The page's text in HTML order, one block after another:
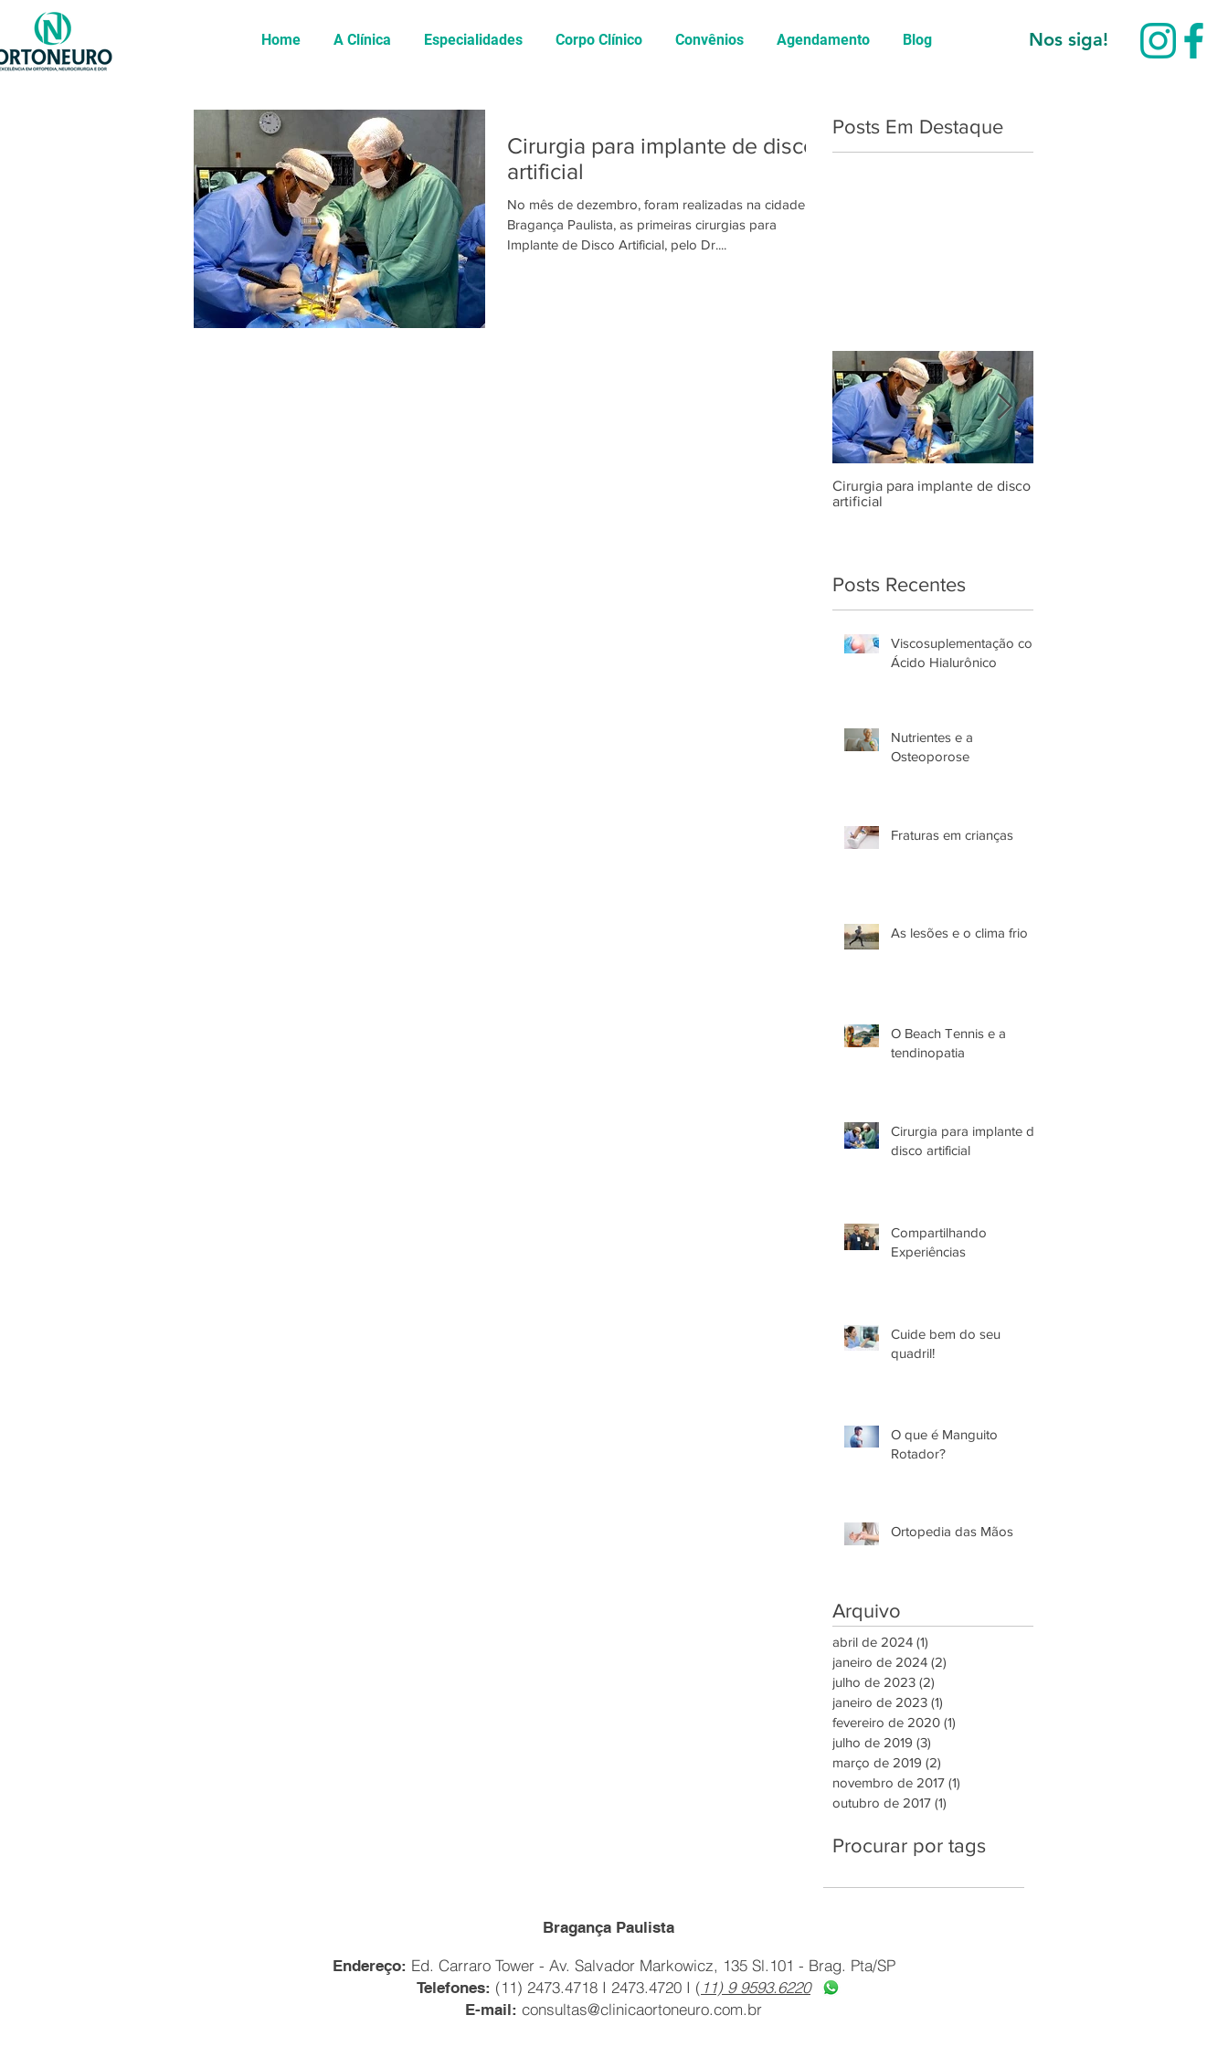
Home A Clínica Especialidades Corpo Clínico Convênios Agendamento Blog Nos siga!
Cirurgia para implante de disco
artificial
No mês de dezembro, foram realizadas na cidade de
Bragança Paulista, as primeiras cirurgias para
Implante de Disco Artificial, pelo Dr....
Posts Em Destaque
Cirurgia para implante de disco
artificial
Posts Recentes
Viscosuplementação com
Ácido Hialurônico
Nutrientes e a
Osteoporose
Fraturas em crianças
As lesões e o clima frio
O Beach Tennis e a
tendinopatia
Cirurgia para implante de
disco artificial
Compartilhando
Experiências
Cuide bem do seu
quadril!
O que é Manguito
Rotador?
Ortopedia das Mãos
Arquivo
abril de 2024 (1)
janeiro de 2024 (2)
julho de 2023 (2)
janeiro de 2023 (1)
fevereiro de 2020 (1)
julho de 2019 (3)
março de 2019 (2)
novembro de 2017 (1)
outubro de 2017 (1)
Procurar por tags
Bragança Paulista
Endereço: Ed. Carraro Tower- Av. Salvador Markowicz, 135 Sl.101 - Brag. Pta/SP
Telefones: (11) 2473.4718 I 2473.4720 I ( 11) 9 9593.6220
E-mail: consultas@clinicaortoneuro.com.br